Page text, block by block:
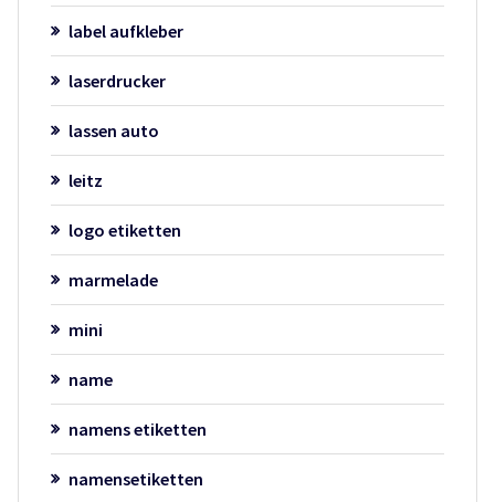
label aufkleber
laserdrucker
lassen auto
leitz
logo etiketten
marmelade
mini
name
namens etiketten
namensetiketten